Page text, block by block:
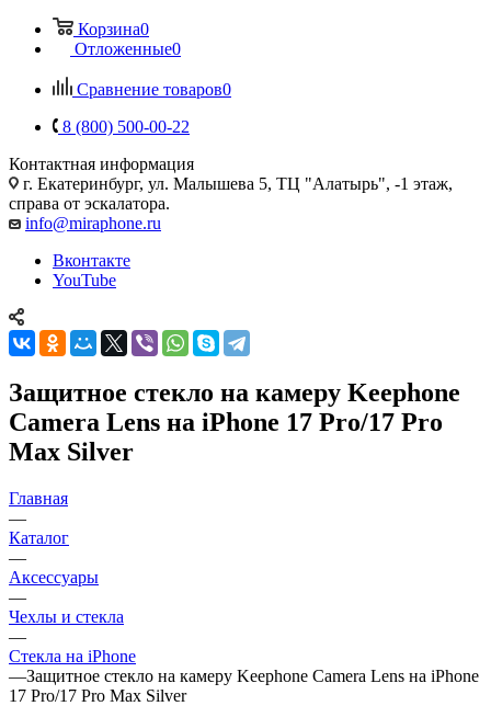
Корзина0
Отложенные0
Сравнение товаров0
8 (800) 500-00-22
Контактная информация
г. Екатеринбург, ул. Малышева 5, ТЦ "Алатырь", -1 этаж,
справа от эскалатора.
info@miraphone.ru
Вконтакте
YouTube
Защитное стекло на камеру Keephone
Camera Lens на iPhone 17 Pro/17 Pro
Max Silver
Главная
—
Каталог
—
Аксессуары
—
Чехлы и стекла
—
Стекла на iPhone
—Защитное стекло на камеру Keephone Camera Lens на iPhone
17 Pro/17 Pro Max Silver